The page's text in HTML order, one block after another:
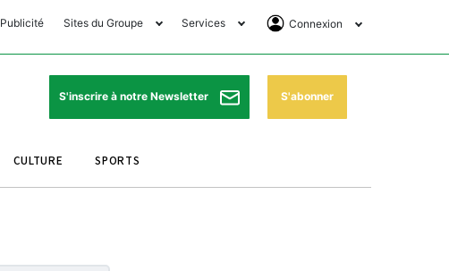
Publicité Sites du Groupe
Club Avantages
Le Matin Sports
Le Matin Store
Services
Horaires de prières
Pharmacies de garde
Programme TV
Connexion
Se Connecter
Abonnement
S'inscrire à notre Newsletter S'abonner
CULTURE SPORTS